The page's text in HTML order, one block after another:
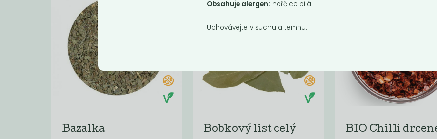
Bazalka Bobkový list celý BIO Chilli
Obsahuje alergen: hořčice bílá.
Uchovávejte v suchu a temnu.